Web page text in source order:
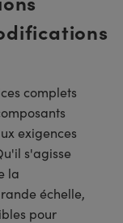
complets
exigences
s'agisse
la
échelle,
pour